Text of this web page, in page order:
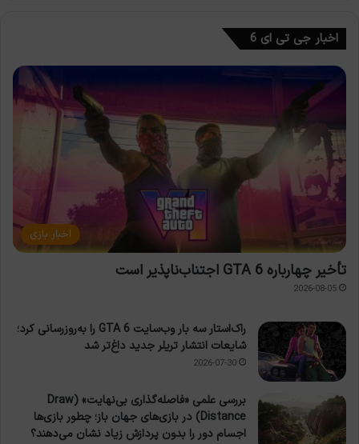
اخبار جی تی ای 6
اخبار بازی
تأخیر چهارباره GTA 6 اجتناب‌ناپذیر است
2026-08-05
راک‌استار سه بار وب‌سایت GTA 6 را به‌روزرسانی کرد؛
شایعات انتشار تریلر جدید داغ‌تر شد
2026-07-30
بررسی علمی «فاصله‌گذاری بی‌نهایت» (Draw
Distance) در بازی‌های جهان باز؛ چطور بازی‌ها
اجسام دور را بدون پردازش زیاد نشان می‌دهند؟